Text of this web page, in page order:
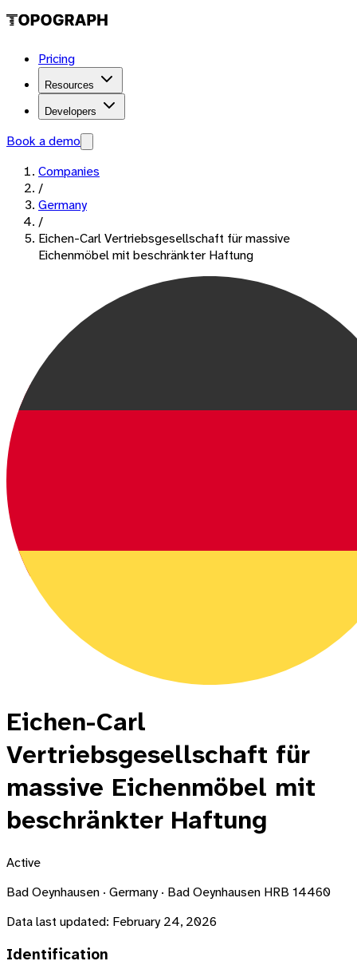
Pricing
Resources
Developers
Book a demo
Companies
/
Germany
/
Eichen-Carl Vertriebsgesellschaft für massive
Eichenmöbel mit beschränkter Haftung
Eichen-Carl
Vertriebsgesellschaft für
massive Eichenmöbel mit
beschränkter Haftung
Active
Bad Oeynhausen · Germany · Bad Oeynhausen HRB 14460
Data last updated: February 24, 2026
Identification